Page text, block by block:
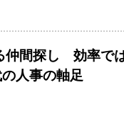
仲間探し 効率で
人事の軸足